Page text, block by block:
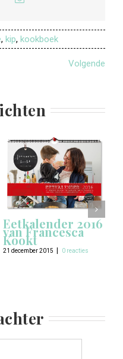
, kip, kookboek
Volgende
Eetkalender 2016
van Francesca
Kookt
21 december 2015 | 0 reacties